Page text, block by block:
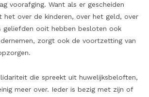
voorafging. Want als er gescheiden
het over de kinderen, over het geld, over
geliefden ooit hebben besloten ook
zorgt ook de voortzetting van
die spreekt uit huwelijksbeloften,
meer over. Ieder is bezig met zijn of